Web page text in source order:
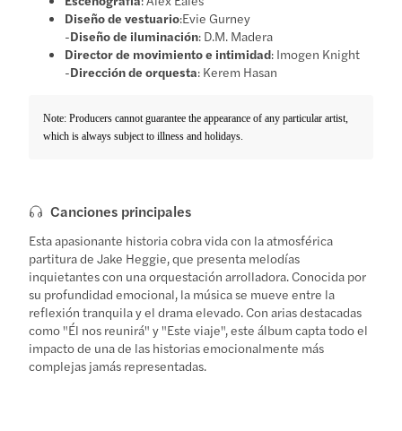
Diseño de vestuario:Evie Gurney
-Diseño de iluminación: D.M. Madera
Director de movimiento e intimidad: Imogen Knight
-Dirección de orquesta: Kerem Hasan
Note: Producers cannot guarantee the appearance of any particular artist,
which is always subject to illness and holidays.
Canciones principales
Esta apasionante historia cobra vida con la atmosférica
partitura de Jake Heggie, que presenta melodías
inquietantes con una orquestación arrolladora. Conocida por
su profundidad emocional, la música se mueve entre la
reflexión tranquila y el drama elevado. Con arias destacadas
como "Él nos reunirá" y "Este viaje", este álbum capta todo el
impacto de una de las historias emocionalmente más
complejas jamás representadas.